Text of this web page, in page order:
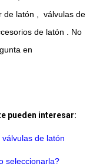
de latón ,válvulas de
de latón . No
en
pueden interesar:
de latón
seleccionarla?